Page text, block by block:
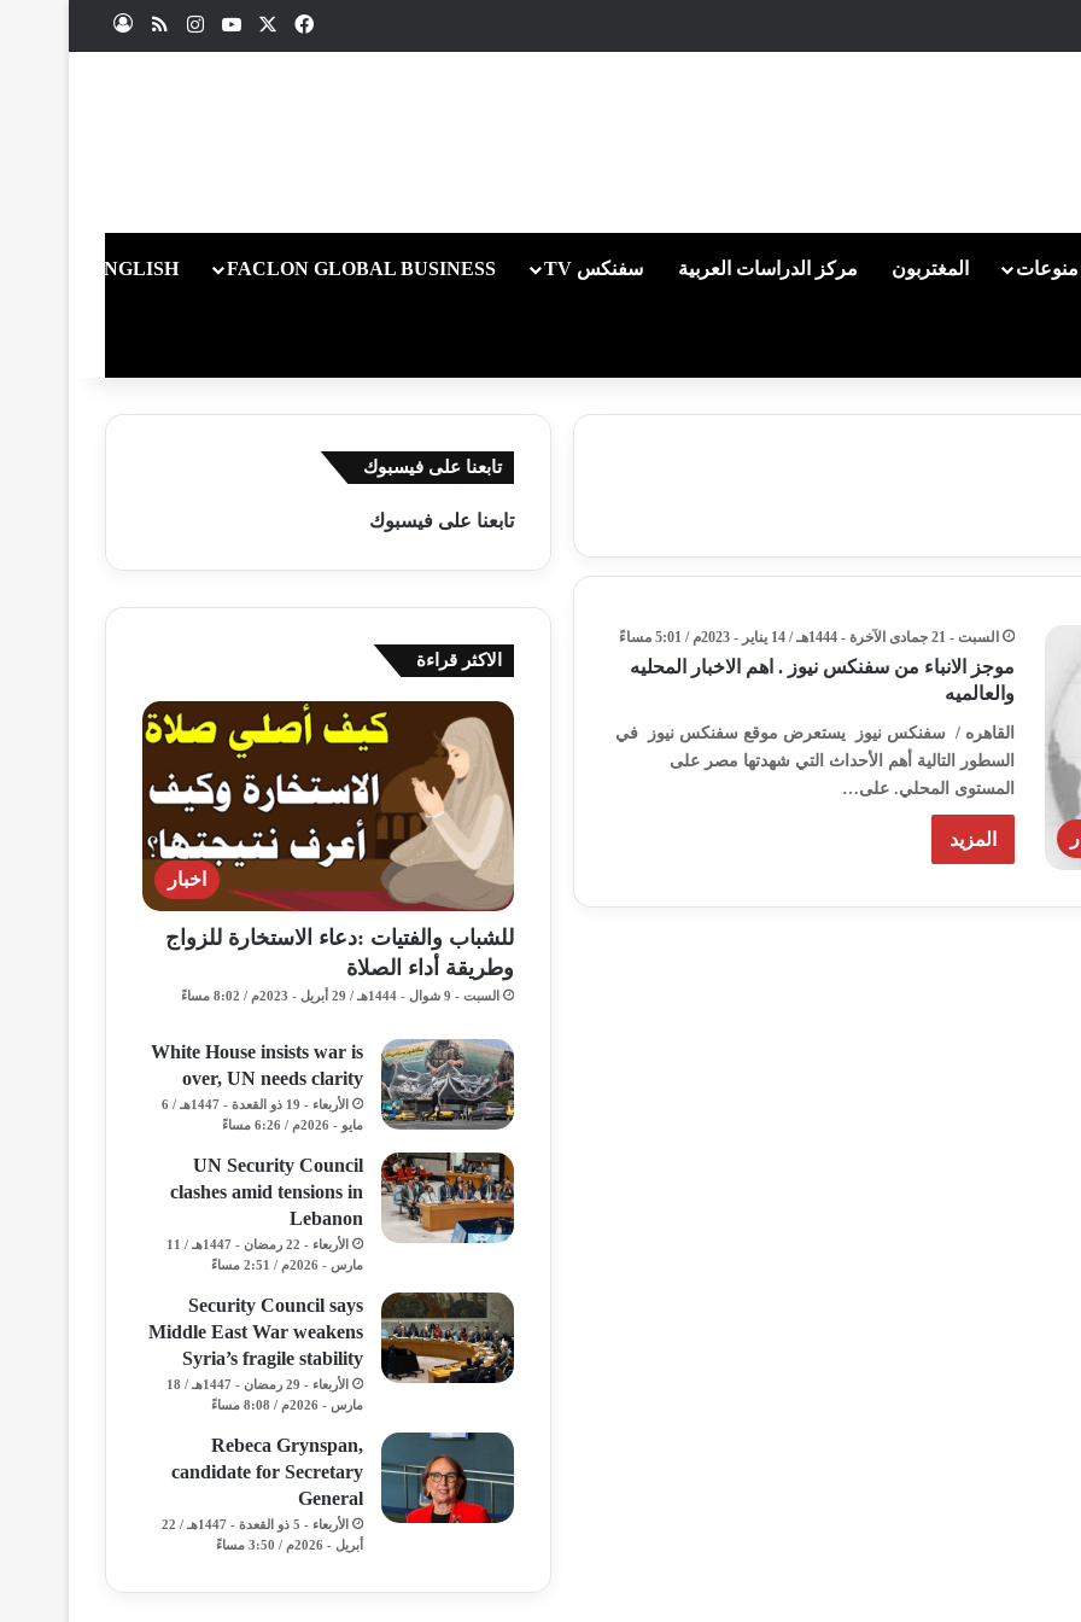
فيسبوك يوتيوبانستقرامملخص الموقع RSS
منوعات المغتربون مركز الدراسات العربية سفنكس TV FACLON GLOBAL BUSINESS
ENGLISH
السبت - 21 جمادى الآخرة - 1444هـ / 14 يناير - 2023م / 5:01 مساءً
موجز الانباء من سفنكس نيوز . اهم الاخبار المحليه
والعالميه
القاهره / سفنكس نيوز يستعرض موقع سفنكس نيوز في
السطور التالية أهم الأحداث التي شهدتها مصر على
المستوى المحلي. على…
المزيد
تابعنا على فيسبوك
تابعنا على فيسبوك
الاكثر قراءة
اخبار
للشباب والفتيات :دعاء الاستخارة للزواج
وطريقة أداء الصلاة
السبت - 9 شوال - 1444هـ / 29 أبريل - 2023م / 8:02 مساءً
White House insists war is
over, UN needs clarity
الأربعاء - 19 ذو القعدة - 1447هـ / 6
مايو - 2026م / 6:26 مساءً
UN Security Council
clashes amid tensions in
Lebanon
الأربعاء - 22 رمضان - 1447هـ / 11
مارس - 2026م / 2:51 مساءً
Security Council says
Middle East War weakens
Syria’s fragile stability
الأربعاء - 29 رمضان - 1447هـ / 18
مارس - 2026م / 8:08 مساءً
Rebeca Grynspan,
candidate for Secretary
General
الأربعاء - 5 ذو القعدة - 1447هـ / 22
أبريل - 2026م / 3:50 مساءً